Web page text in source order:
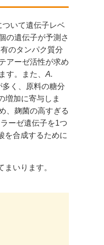
いて遺伝子レベ
の遺伝子が予測さ
のタンパク質分
アーゼ活性が求め
す。また、A.
く、原料の糖分
増加に寄与しま
、麹菌の高すぎる
ーゼ遺伝子を1つ
を合成するために
いります。